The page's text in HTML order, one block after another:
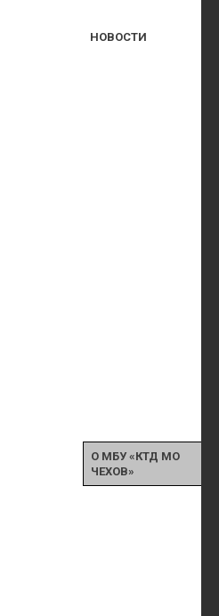
НОВОСТИ
О МБУ «КТД МО
ЧЕХОВ»